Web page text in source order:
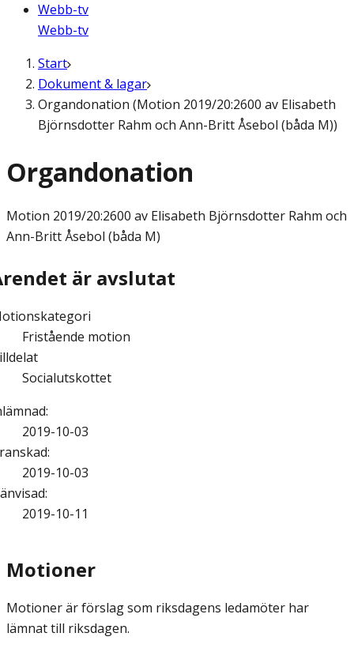
Webb-tv
Webb-tv
Start
Dokument & lagar
Organdonation (Motion 2019/20:2600 av Elisabeth
Björnsdotter Rahm och Ann-Britt Åsebol (båda M))
Organdonation
Motion 2019/20:2600 av Elisabeth Björnsdotter Rahm och
Ann-Britt Åsebol (båda M)
är avslutat
Fristående motion
Socialutskottet
:
2019-10-03
:
2019-10-03
:
2019-10-11
Motioner
Motioner är förslag som riksdagens ledamöter har
lämnat till riksdagen.